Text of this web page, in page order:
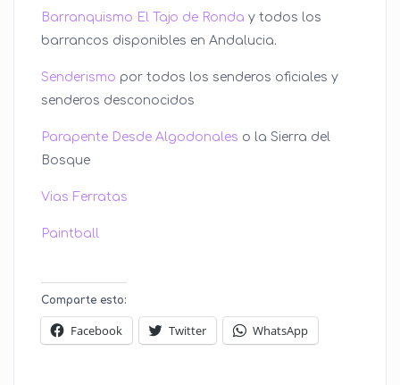
Barranquismo El Tajo de Ronda y todos los
barrancos disponibles en Andalucia.
Senderismo por todos los senderos oficiales y
senderos desconocidos
Parapente Desde Algodonales o la Sierra del
Bosque
Vias Ferratas
Paintball
Comparte esto:
Facebook Twitter WhatsApp